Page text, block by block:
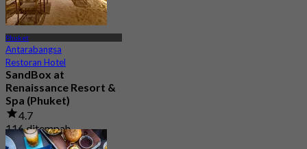
Phuket
Antarabangsa
Restoran Hotel
SandBox at
Renaissance Resort &
Spa (Phuket)
4.7
116 ditempah
Dari฿ 530